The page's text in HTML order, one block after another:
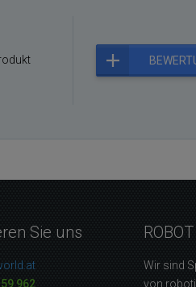
Sie uns
962
Wir sind
von